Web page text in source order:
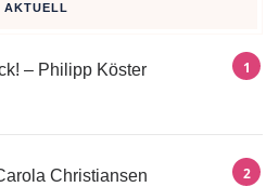
AKTUELL
– Philipp Köster
Christiansen